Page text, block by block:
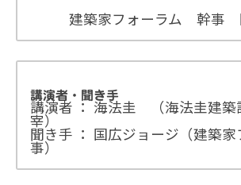
建築家フォーラム 幹事
講演者・聞き手
講演者 ： 海法圭 （海法圭建築
宰）
聞き手 ： 国広ジョージ（建築家
事）